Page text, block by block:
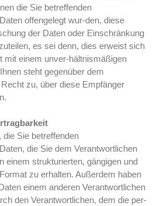
die Sie betreffenden
offengelegt wur-den, diese
der Daten oder Einschränkung
es sei denn, dies erweist sich
mit einem unver-hältnismäßigen
steht gegenüber dem
zu, über diese Empfänger
Sie betreffenden
die Sie dem Verantwortlichen
einem strukturierten, gängigen und
zu erhalten. Außerdem haben
einem anderen Verantwortlichen
den Verantwortlichen, dem die per-